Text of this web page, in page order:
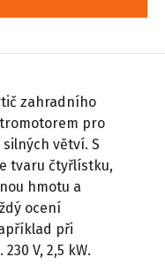
zahradního
pro
větví. S
tvaru čtyřlístku,
hmotu a
ocení
při
V, 2,5 kW.